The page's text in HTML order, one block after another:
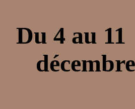
Du 4 au 11